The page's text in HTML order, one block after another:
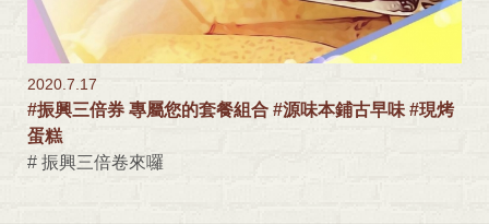
2020.7.17
#振興三倍券 專屬您的套餐組合 #源味本鋪古早味 #現烤
蛋糕
# 振興三倍卷來囉